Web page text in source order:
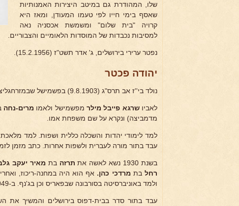
שלו, המהודרת גם במיטב היצירות האמנותיות
שאסף בימי חייו לפי טעמו המעודן, ומאז היא
קרויה "בית שלום" ומשמשת אכסניה נאה
למסיבות נכבדות של המוסדות הלאומיים והצבוריים.
נפטר ערירי בירושלים, ג' אדר תשט"ז (15.2.1956).
יהודה פכטר
נולד בי''ז אב תרס"ג (9.8.1903) בפשמישל שבמזרחגליציה.
לאביושרגא פייבל מילרמפשמישל ולאמו מרים-נחה
מדמביצה) ונקרא על שם משפחת אמו.
למד לימודי יהדות והשכלה כללית ושפות. למד
עבד בתור מורה לעברית ולשפות אחרות. כתב מזמן
בשנת 1930 נשא לאשה את תרזה בת מאיר יעקב
רחלבת מרדכי כהן. אף הוא היה במחנה-ריכוז,
ולמד באוניברסיטה בסורבונה שבפאריס וכן בג'נף. ב-1949 עלה לארץ.
עבד בתור סדר בבית-דפוס בירושלים והמשיך את